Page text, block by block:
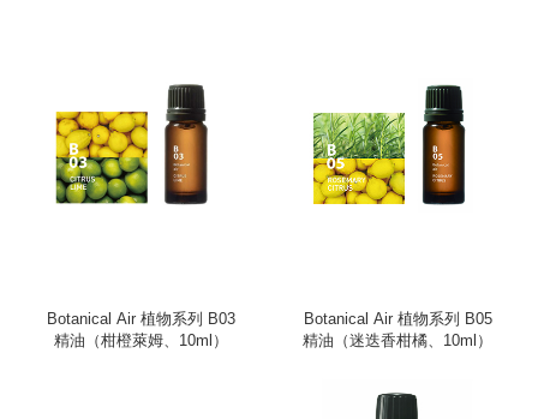
Botanical Air 植物系列 B03
精油（柑橙萊姆、10ml）
Botanical Air 植物系列 B05
精油（迷迭香柑橘、10ml）